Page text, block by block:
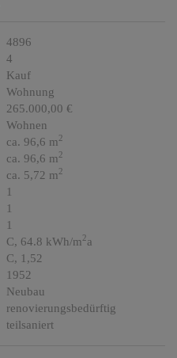
4896
4
Kauf
Wohnung
265.000,00 €
Wohnen
ca. 96,6 m2
ca. 96,6 m2
ca. 5,72 m2
1
1
1
C, 64.8 kWh/m2a
C, 1,52
1952
Neubau
renovierungsbedürftig
teilsaniert